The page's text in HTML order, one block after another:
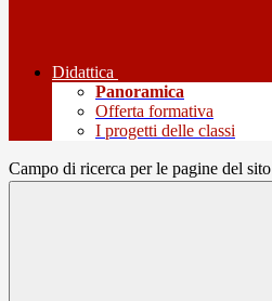
Didattica
Panoramica
Offerta formativa
I progetti delle classi
Campo di ricerca per le pagine del sito